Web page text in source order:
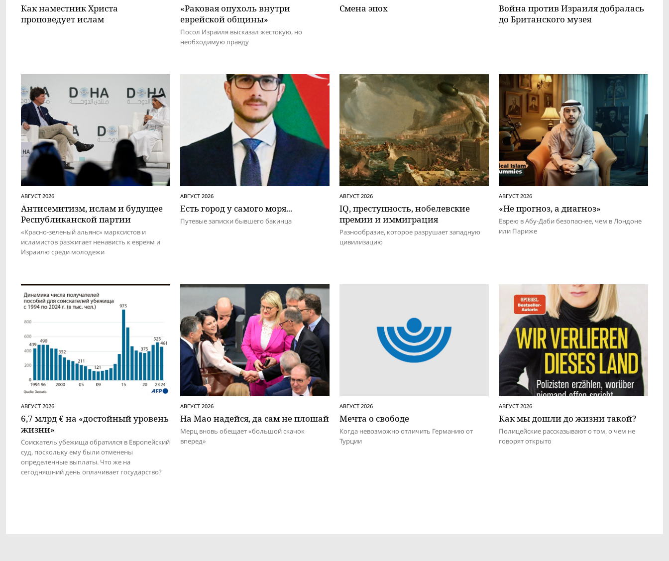
Как наместник Христа
проповедует ислам
«Раковая опухоль внутри
еврейской общины»
Посол Израиля высказал жестокую, но
необходимую правду
Смена эпох
Вой­на против Израиля добралась
до Британского музея
АВГУСТ 2026
Антисемитизм, ислам и будущее
Респуб­ликанской партии
«Красно-зеленый альянс» марксистов и
исламистов разжигает ненависть к евреям и
Израилю среди молодежи
АВГУСТ 2026
Есть город у самого моря...
Путевые записки бывшего бакинца
АВГУСТ 2026
IQ, преступность, нобелевские
премии и иммиграция
Разнообразие, которое разрушает западную
цивилизацию
АВГУСТ 2026
«Не прогноз, а диагноз»
Еврею в Абу-Даби безопаснее, чем в Лондоне
или Париже
АВГУСТ 2026
6,7 млрд € на «достойный уровень
жизни»
Соискатель убежища обратился в Европейский
суд, поскольку ему были отменены
определенные выплаты. Что же на
сегодняшний день оплачивает государство?
АВГУСТ 2026
На Мао надейся, да сам не плошай
Мерц вновь обещает «большой скачок
вперед»
АВГУСТ 2026
Мечта о свободе
Когда невозможно отличить Германию от
Турции
АВГУСТ 2026
Как мы дошли до жизни такой?
Полицейские рассказывают о том, о чем не
говорят открыто